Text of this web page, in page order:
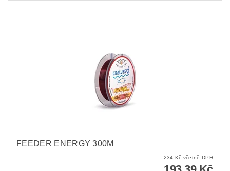
FEEDER ENERGY 300M
234 Kč včetně DPH